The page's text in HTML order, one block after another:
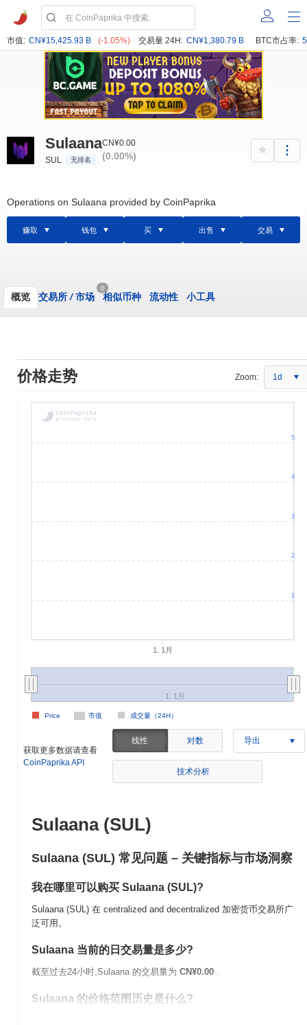
市值: CN¥15,425.93 B (-1.05%) 交易量 24H: CN¥1,380.79 B BTC市占率:
Sulaana
SUL 无排名
CN¥0.00
(0.00%)
Operations on Sulaana provided by CoinPaprika
赚取 钱包 买 出售 交易
概览 交易所 /市场
0
相似币种 流动性 小工具
价格走势 Zoom: 1d
1. 1月
市值 成交量（24H）
Price
1. 1月
1
2
3
4
5
获取更多数据请查看
CoinPaprika API
线性 对数 导出
技术分析
Sulaana (SUL)
Sulaana (SUL) 常见问题 – 关键指标与市场洞察
我在哪里可以购买 Sulaana (SUL)?
Sulaana (SUL) 在 centralized and decentralized 加密货币交易所广
泛可用。
Sulaana 当前的日交易量是多少?
截至过去24小时,Sulaana 的交易量为 CN¥0.00 .
Sulaana 的价格范围历史是什么?